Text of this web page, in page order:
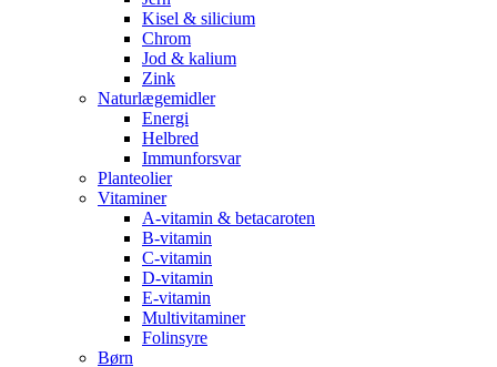
Kisel & silicium
Chrom
Jod & kalium
Zink
Naturlægemidler
Energi
Helbred
Immunforsvar
Planteolier
Vitaminer
A-vitamin & betacaroten
B-vitamin
C-vitamin
D-vitamin
E-vitamin
Multivitaminer
Folinsyre
Børn